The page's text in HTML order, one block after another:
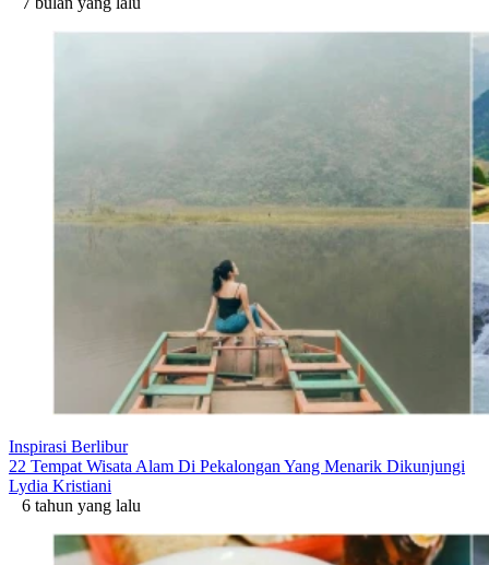
Inspirasi Berlibur
22 Tempat Wisata Alam Di Pekalongan Yang Menarik Dikunjungi
Lydia Kristiani
6 tahun yang lalu